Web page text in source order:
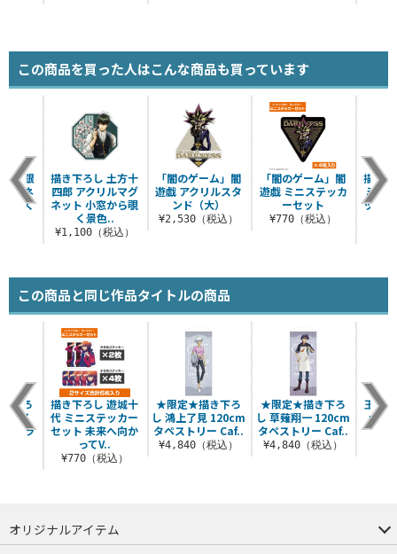
この商品を買った人はこんな商品も買っています
「闇のゲーム」闇
遊戯 アクリルスタ
ンド（大）
¥2,530（税込）
「闇のゲーム」闇
遊戯 ミニステッカ
ーセット
¥770（税込）
描き
ミニ
ット
田銀
グネ
覗く
描き下ろし 土方十
四郎 アクリルマグ
ネット 小窓から覗
く景色..
¥1,100（税込）
この商品と同じ作品タイトルの商品
★限定★描き下ろ
し 鴻上了見 120cm
タペストリー Caf..
¥4,840（税込）
★限定★描き下ろ
し 草薙翔一 120cm
タペストリー Caf..
¥4,840（税込）
王道
つま
下ろ
・了
カラ
描き下ろし 遊城十
代 ミニステッカー
セット 未来へ向か
ってV..
¥770（税込）
オリジナルアイテム